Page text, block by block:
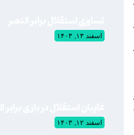
اسفند ۱۳, ۱۴۰۳
اسفند ۱۲, ۱۴۰۳